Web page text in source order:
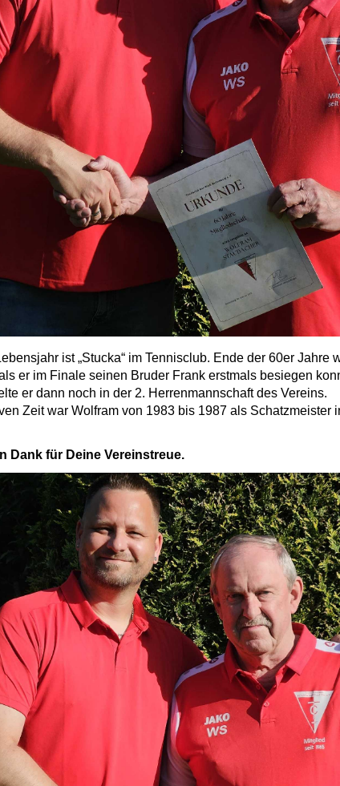
ist „Stucka“ im Tennisclub. Ende der 60er Jahre
er im Finale seinen Bruder Frank erstmals besiegen
er dann noch in der 2. Herrenmannschaft des Vereins.
Zeit war Wolfram von 1983 bis 1987 als Schatzmeister
Dank für Deine Vereinstreue.